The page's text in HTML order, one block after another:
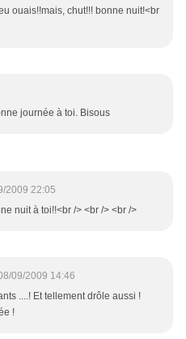
ouais!!mais, chut!!! bonne nuit!<br
journée à toi. Bisous
2009 22:05
nuit à toi!!<br /> <br /> <br />
09/2009 14:46
....! Et tellement drôle aussi !
!